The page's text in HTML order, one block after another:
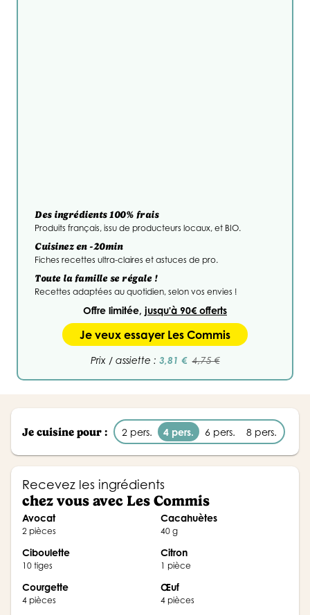
Des ingrédients 100% frais
Produits français, issu de producteurs locaux, et BIO.
Cuisinez en -20min
Fiches recettes ultra-claires et astuces de pro.
Toute la famille se régale !
Recettes adaptées au quotidien, selon vos envies !
Offre limitée, jusqu'à 90€ offerts
Je veux essayer Les Commis
Prix / assiette : 3,81 € 4,75 €
Je cuisine pour : 2 pers. 4 pers. 6 pers. 8 pers.
Recevez les ingrédients
chez vous avec Les Commis
Avocat
2 pièces
Cacahuètes
40 g
Ciboulette
10 tiges
Citron
1 pièce
Courgette
4 pièces
Œuf
4 pièces